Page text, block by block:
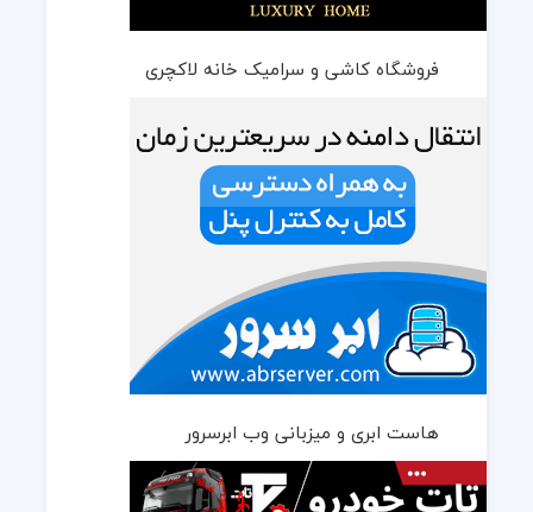
فروشگاه کاشی و سرامیک خانه لاکچری
هاست ابری و میزبانی وب ابرسرور